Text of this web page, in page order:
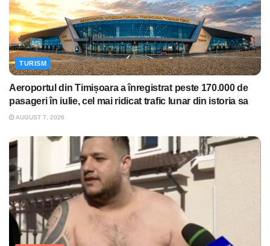
TURISM
Aeroportul din Timișoara a înregistrat peste 170.000 de
pasageri în iulie, cel mai ridicat trafic lunar din istoria sa
AUGUST 7, 2026